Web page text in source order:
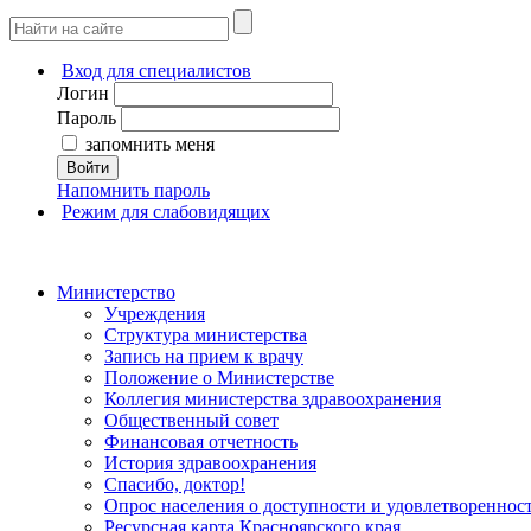
Вход для специалистов
Логин
Пароль
запомнить меня
Войти
Напомнить пароль
Режим для слабовидящих
Министерство
Учреждения
Структура министерства
Запись на прием к врачу
Положение о Министерстве
Коллегия министерства здравоохранения
Общественный совет
Финансовая отчетность
История здравоохранения
Спасибо, доктор!
Опрос населения о доступности и
Ресурсная карта Красноярского края